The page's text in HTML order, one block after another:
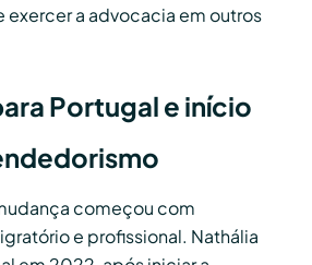
a advocacia em outros
Portugal e início
começou com
e profissional. Nathália